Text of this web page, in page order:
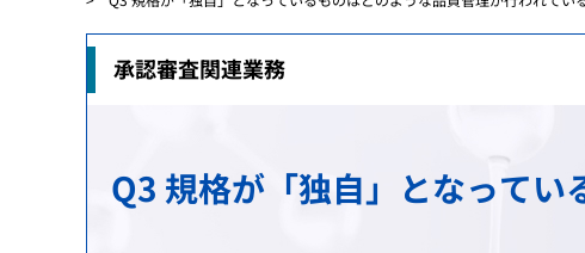
審査関連業務の概要
治験関連業務
GMP/QMS/GCTP適合性調査業務
安全対策業務の概要
安全対策の検討・実施に関する相談（企業向け）
患者・一般の方からのくすり・医療機器の相談窓口
健康被害救済業務の概要
生物由来製品感染等被害救済制度に関する業務
保健福祉事業
レギュラトリーサイエンスセンターの概要
研究推進業務
レギュラトリーサイエンスに係る横断プロジェクト
国際関係業務の概要
各国との取り決め等
海外事務所
承認審査関連業務
Q3 規格が「独自」となってい